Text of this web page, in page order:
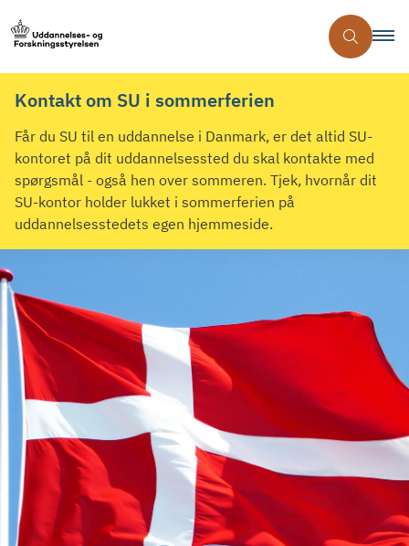
Kontakt om SU i sommerferien
Får du SU til en uddannelse i Danmark, er det altid SU-
kontoret på dit uddannelsessted du skal kontakte med
spørgsmål - også hen over sommeren. Tjek, hvornår dit
SU-kontor holder lukket i sommerferien på
uddannelsesstedets egen hjemmeside.